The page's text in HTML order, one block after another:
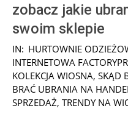
zobacz jakie
swoim sklepie
2026-
01-
26
IN: HURTOWNIE
INTERNETOWA
KOLEKCJA WIOSNA, SKĄD
BRAĆ UBRANIA NA
SPRZEDAŻ, TRENDY NA